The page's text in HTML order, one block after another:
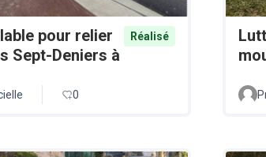
pour relier
Sept-Deniers à
Réalisé
0